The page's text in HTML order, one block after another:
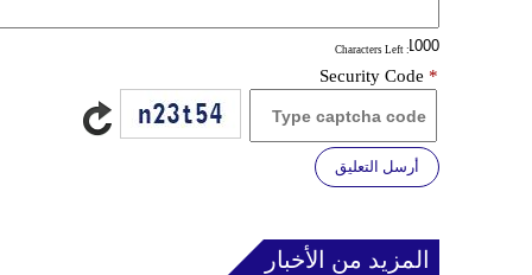
: Characters Left
Security Code *
أرسل التعليق
المزيد من الأخبار